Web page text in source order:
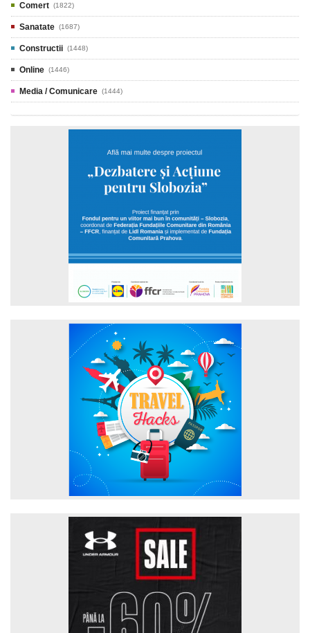
Comert (1822)
Sanatate (1687)
Constructii (1448)
Online (1446)
Media / Comunicare (1444)